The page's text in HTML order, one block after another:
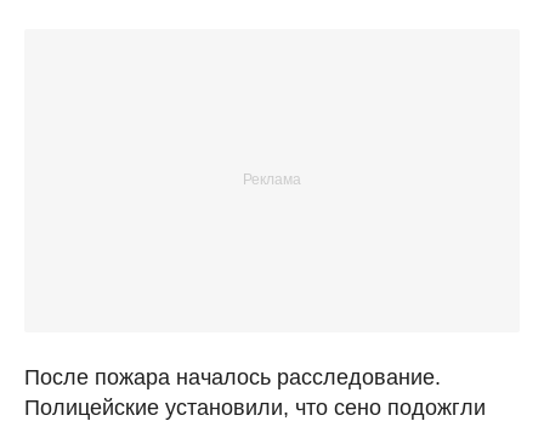
После пожара началось расследование.
Полицейские установили, что сено подожгли